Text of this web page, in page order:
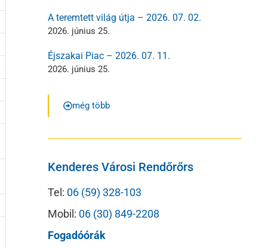
A teremtett világ útja – 2026. 07. 02.
2026. június 25.
Éjszakai Piac – 2026. 07. 11.
2026. június 25.
még több
Kenderes Városi Rendőrőrs
Tel: 06 (59) 328-103
Mobil: 06 (30) 849-2208
Fogadóórák